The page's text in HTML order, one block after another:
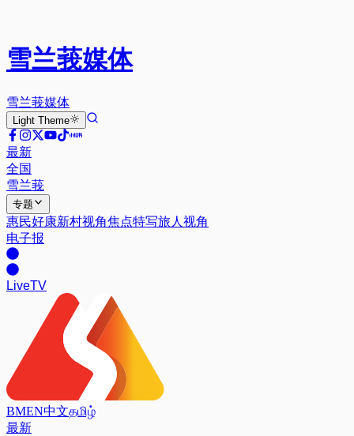
雪兰莪媒体
雪兰莪媒体
Light Theme
最新
全国
雪兰莪
专题
惠民好康新村视角焦点特写旅人视角
电子报
LiveTV
BMEN中文தமிழ்
最新